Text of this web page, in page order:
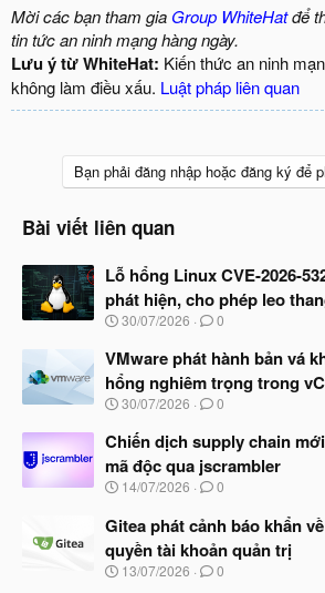
Mời các bạn tham gia Group WhiteHatđể
tin tức an ninh mạng hàng ngày.
Lưu ý từ WhiteHat: Kiến thức an ninh
không làm điều xấu. Luật pháp liên quan
Bạn phải đăng nhập hoặc đăng ký để
Bài viết liên quan
Lỗ hổng Linux CVE-2026-
phát hiện, cho phép leo
N
à
y
b
ắ
đ
ầ
u
30/07/2026 0
VMware phát hành bản vá
hổng nghiêm trọng trong
N
à
b
ắ
đ
ầ
u
30/07/2026 0
Chiến dịch supply chain
mã độc qua jscrambler
N
à
y
b
ắ
14/07/2026 0
Gitea phát cảnh báo khẩn
quyền tài khoản quản trị
N
13/07/2026 0